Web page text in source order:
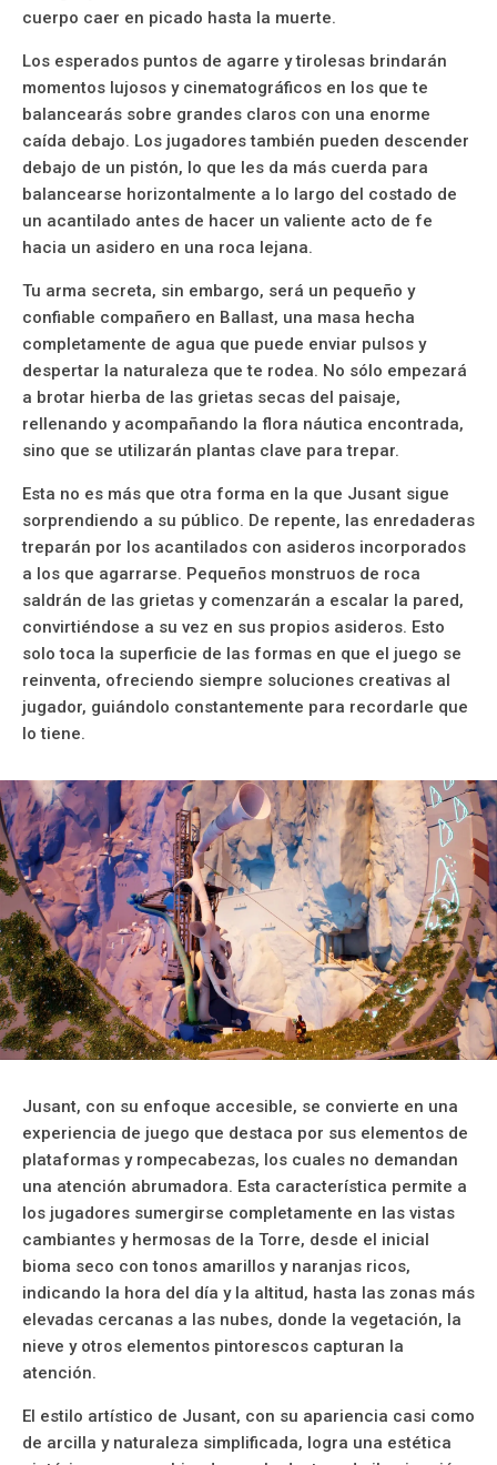
cuerpo caer en picado hasta la muerte.
Los esperados puntos de agarre y tirolesas brindarán
momentos lujosos y cinematográficos en los que te
balancearás sobre grandes claros con una enorme
caída debajo. Los jugadores también pueden descender
debajo de un pistón, lo que les da más cuerda para
balancearse horizontalmente a lo largo del costado de
un acantilado antes de hacer un valiente acto de fe
hacia un asidero en una roca lejana.
Tu arma secreta, sin embargo, será un pequeño y
confiable compañero en Ballast, una masa hecha
completamente de agua que puede enviar pulsos y
despertar la naturaleza que te rodea. No sólo empezará
a brotar hierba de las grietas secas del paisaje,
rellenando y acompañando la flora náutica encontrada,
sino que se utilizarán plantas clave para trepar.
Esta no es más que otra forma en la que Jusant sigue
sorprendiendo a su público. De repente, las enredaderas
treparán por los acantilados con asideros incorporados
a los que agarrarse. Pequeños monstruos de roca
saldrán de las grietas y comenzarán a escalar la pared,
convirtiéndose a su vez en sus propios asideros. Esto
solo toca la superficie de las formas en que el juego se
reinventa, ofreciendo siempre soluciones creativas al
jugador, guiándolo constantemente para recordarle que
lo tiene.
Jusant, con su enfoque accesible, se convierte en una
experiencia de juego que destaca por sus elementos de
plataformas y rompecabezas, los cuales no demandan
una atención abrumadora. Esta característica permite a
los jugadores sumergirse completamente en las vistas
cambiantes y hermosas de la Torre, desde el inicial
bioma seco con tonos amarillos y naranjas ricos,
indicando la hora del día y la altitud, hasta las zonas más
elevadas cercanas a las nubes, donde la vegetación, la
nieve y otros elementos pintorescos capturan la
atención.
El estilo artístico de Jusant, con su apariencia casi como
de arcilla y naturaleza simplificada, logra una estética